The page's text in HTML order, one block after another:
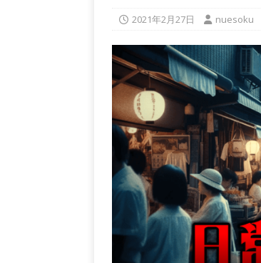
2021年2月27日 nuesoku